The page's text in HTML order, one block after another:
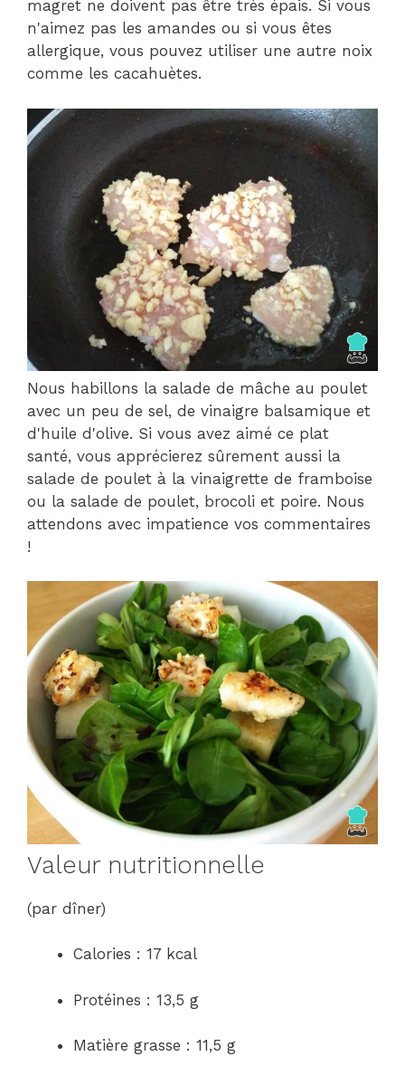
magret ne doivent pas être très épais. Si vous
n'aimez pas les amandes ou si vous êtes
allergique, vous pouvez utiliser une autre noix
comme les cacahuètes.
Nous habillons la salade de mâche au poulet
avec un peu de sel, de vinaigre balsamique et
d'huile d'olive. Si vous avez aimé ce plat
santé, vous apprécierez sûrement aussi la
salade de poulet à la vinaigrette de framboise
ou la salade de poulet, brocoli et poire. Nous
attendons avec impatience vos commentaires
!
Valeur nutritionnelle
(par dîner)
Calories : 17 kcal
Protéines : 13,5 g
Matière grasse : 11,5 g